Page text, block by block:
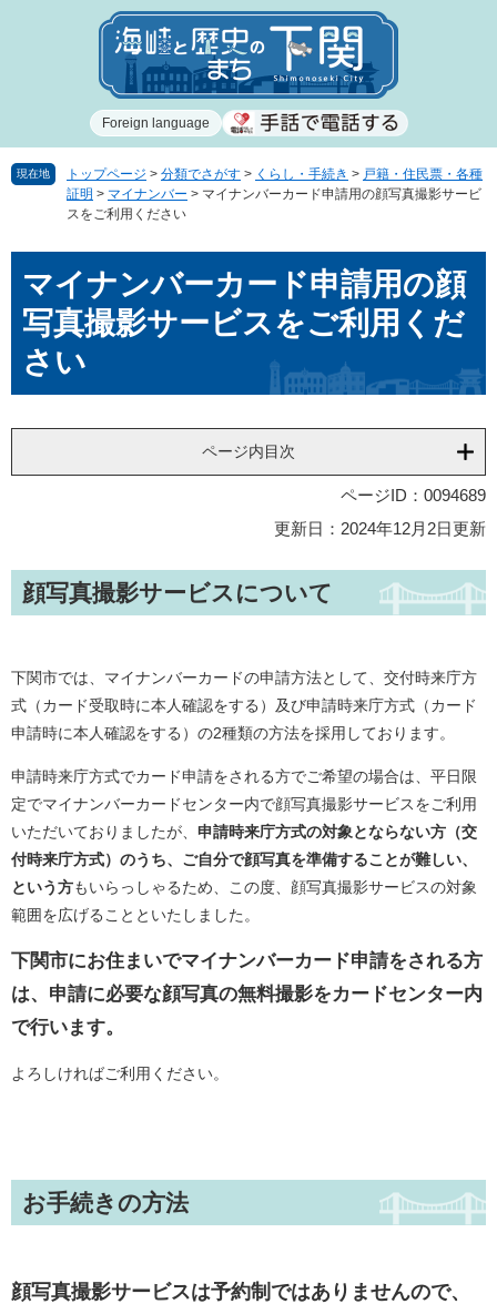
で
ば
Foreign language
現在地 トップページ > 分類でさがす > くらし・手続き > 戸籍・住民票・各種
証明 > マイナンバー > マイナンバーカード申請用の顔写真撮影サービ
スをご利用ください
マイナンバーカード申請用の顔
写真撮影サービスをご利用くだ
さい
ページ内目次
ページID：0094689
更新日：2024年12月2日更新
顔写真撮影サービスについて
下関市では、マイナンバーカードの申請方法として、交付時来庁方
式（カード受取時に本人確認をする）及び申請時来庁方式（カード
申請時に本人確認をする）の2種類の方法を採用しております。
申請時来庁方式でカード申請をされる方でご希望の場合は、平日限
定でマイナンバーカードセンター内で顔写真撮影サービスをご利用
いただいておりましたが、 申請時来庁方式の対象とならない方（交
付時来庁方式）のうち、ご自分で顔写真を準備することが難しい、
という方もいらっしゃるため、この度、顔写真撮影サービスの対象
範囲を広げることといたしました。
下関市にお住まいでマイナンバーカード申請をされる方
は、申請に必要な顔写真の無料撮影をカードセンター内
で行います。
よろしければご利用ください。
お手続きの方法
顔写真撮影サービスは予約制ではありませんので、